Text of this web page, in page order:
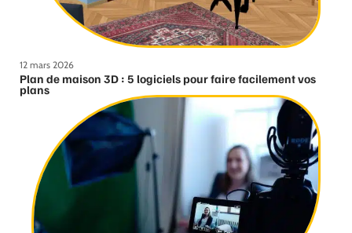
12 mars 2026
Plan de maison 3D : 5 logiciels pour faire facilement vos
plans